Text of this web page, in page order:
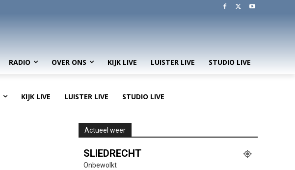
RADIO OVER ONS KIJK LIVE LUISTER LIVE STUDIO LIVE
KIJK LIVE LUISTER LIVE STUDIO LIVE
Actueel weer
SLIEDRECHT
Onbewolkt